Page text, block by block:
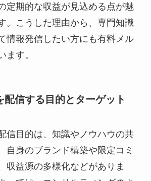
定期的な収益が見込める点が魅
。こうした理由から、専門知識
情報発信したい方にも有料メル
ます。
配信する目的とターゲット
信目的は、知識やノウハウの共
自身のブランド構築や限定コミ
収益源の多様化などがありま